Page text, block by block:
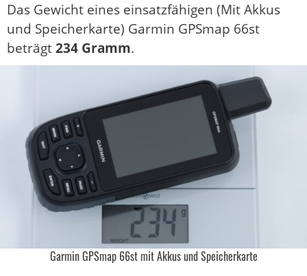
Das Gewicht eines einsatzfähigen (Mit Akkus
und Speicherkarte) Garmin GPSmap 66st
beträgt234 Gramm.
Garmin GPSmap 66st mit Akkus und Speicherkarte